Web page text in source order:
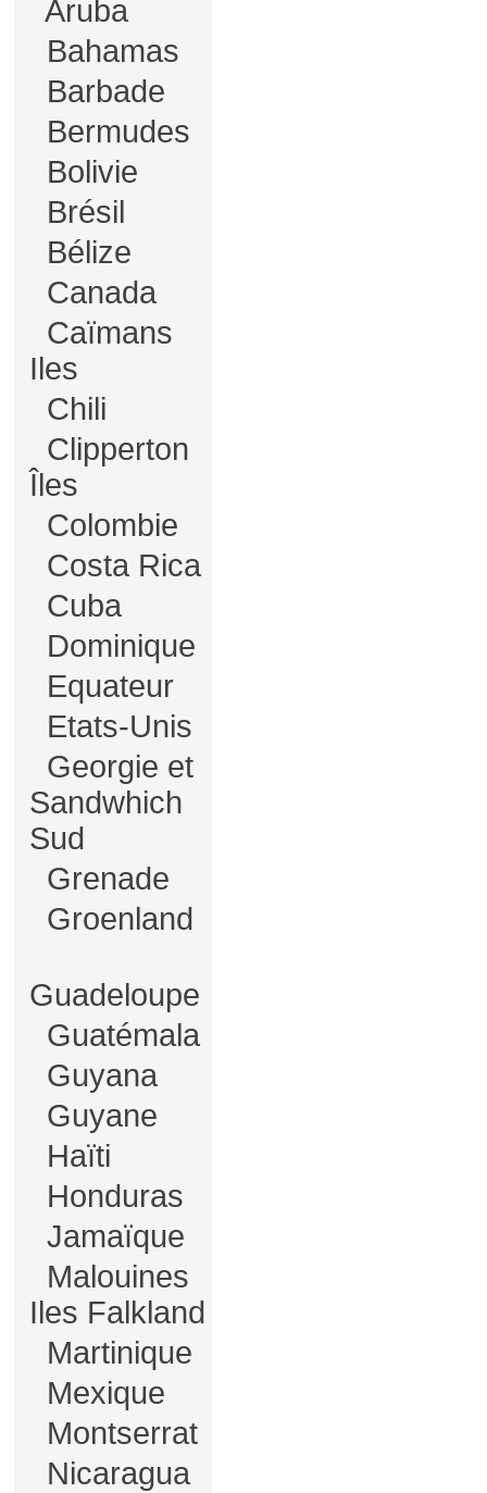
Aruba
Bahamas
Barbade
Bermudes
Bolivie
Brésil
Bélize
Canada
Caïmans
Iles
Chili
Clipperton
Îles
Colombie
Costa Rica
Cuba
Dominique
Equateur
Etats-Unis
Georgie et
Sandwhich
Sud
Grenade
Groenland
Guadeloupe
Guatémala
Guyana
Guyane
Haïti
Honduras
Jamaïque
Malouines
Iles Falkland
Martinique
Mexique
Montserrat
Nicaragua